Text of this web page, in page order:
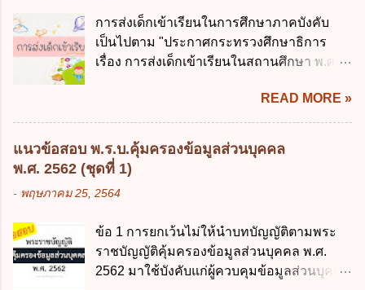
ปานกลางที่คณะรัฐมนตรีเห็นชอบแล้วไปใช้
ประกอบการพิจารณาในเรื่องต่อไปนี้ ยกเว้น
ข้อใด ก. การจัดเก็บหรือหารายได้ ข. การ
ดังต่อไปนี้ ยกเว้น ข้อใด ก. ให้มีการใช้ระบบ
ดิจิทัลอย่างคุ้มค่าและเต็มศักยภาพ ข. พัฒนา
โครงสร้างพื้นฐานด้านดิจิทัลที่จำเป็นให้เป็นไป
เครือข่ายดิจิทัล ง. เพิ่มประสิทธิภาคในการใช้
จ่ายงบประมาณให้เกิดความคุ้มค่าและเป็นไป
ตามเป้าหมาย ข้อ 3 ข้อใดกล่าวได้ถูกต้องที่สุด
เกี่ยวกับ "แผนพัฒนารัฐบาลดิจิทัล" ก. เป็นธร
รับผิดชอบในการบริหารจัดการข้อมูลของ
หน่วยงานของรัฐ ง. กำหนดกรอบและทิศทาง
การบริหารงานภาครัฐและการจัดทำบริการ
สาธารณะในรูปแบบดิจิทัล ข้อ 4 กรรมการ
การส่งเด็กเข้าเรียนในการศึกษาภาคบังคับ
เป็นไปตาม "ประกาศกระทรวงศึกษาธิการ
เรื่อง การส่งเด็กเข้าเรียนในสถานศึกษา พ.ศ.
เรื่อง หลักเกณฑ์และวิธีการปฏิบัติสำหรับผู้ที่
มิใช่ผู้ปกครองซึ่งมีเด็กที่มีอายุในเกณฑ์การ
ศึกษาภาคบังคับอาศัยอยู่" ออกตามความใน
พระราชบัญญัติการศึกษาภาคบังคับ พ.ศ.
2545 ซึ่งเป็นกฎหมายที่มีโทษทางอาญา โดย
มีสาระสำคัญดังนี้ 1. คำว่า "เด็ก" หมายถึง เด็ก
เว้นแต่เด็กที่สอบได้ชั้นปีที่ 9 ของการศึกษา
ภาคบังคับแล้ว 2. ผู้ปกครอง คือ 2.1 บิดา
มารดา 2.2 บิดาหรือมารดา ซึ่งเป็นผู้ใช้
READ MORE »
แนวข้อสอบ พ.ร.บ.คุ้มครองข้อมูลส่วนบุคคล
พ.ศ. 2562 (ชุดที่ 1)
- พฤษภาคม 25, 2564
ข้อ 1 การยกเว้นไม่ให้นำบทบัญญัติตามพระ
ราชบัญญัติคุ้มครองข้อมูลส่วนบุคคล พ.ศ.
2562 มาใช้บังคับแก่ผู้ควบคุมข้อมูลส่วนบุคคล